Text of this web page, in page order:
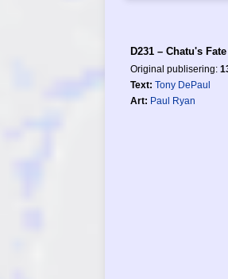
D231 – Chatu's Fate
Original publisering:
Text: Tony DePaul
Art: Paul Ryan